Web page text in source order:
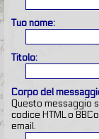
Tuo nome:
Titolo:
Corpo del
Questo messaggio
codice HTML o
email.